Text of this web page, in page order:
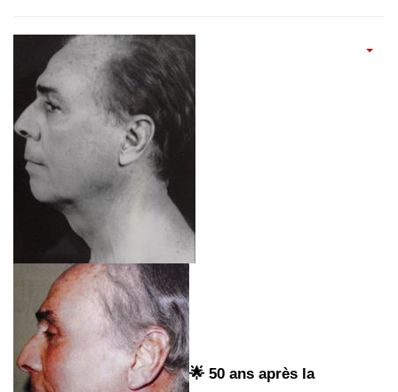
🌟 50 ans après la